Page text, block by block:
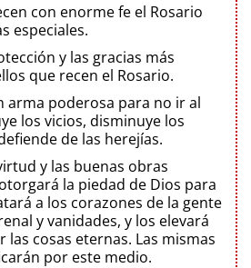
con enorme fe el Rosario
especiales.
y las gracias más
que recen el Rosario.
arma poderosa para no ir al
los vicios, disminuye los
de las herejías.
y las buenas obras
la piedad de Dios para
a los corazones de la gente
y vanidades, y los elevará
las cosas eternas. Las mismas
por este medio.